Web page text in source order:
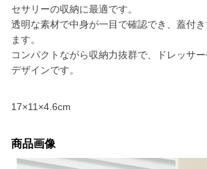
セサリーの収納に最適です。
透明な素材で中身が一目で確認でき、蓋付
ます。
コンパクトながら収納力抜群で、ドレッサ
デザインです。
17×11×4.6cm
商品画像